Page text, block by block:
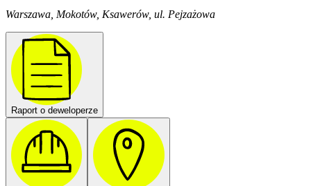
Warszawa, Mokotów, Ksawerów, ul. Pejzażowa
Raport o deweloperze